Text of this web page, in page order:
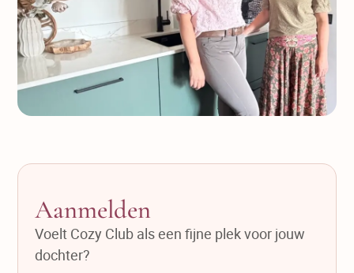
Aanmelden
Voelt Cozy Club als een fijne plek voor jouw
dochter?